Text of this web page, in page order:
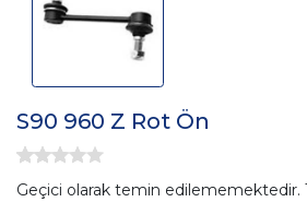
S90 960 Z Rot Ön
Geçici olarak temin edilememektedir.